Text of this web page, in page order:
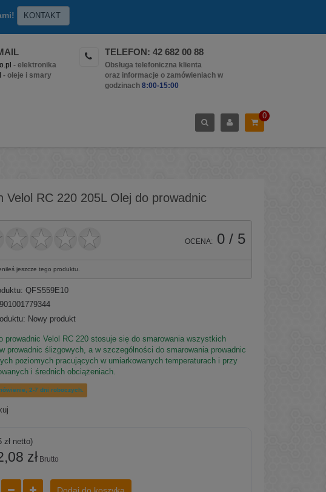
KONTAKT
- elektronika
- oleje i smary
TELEFON: 42 682 00 88
Obsługa telefoniczna klienta
oraz informacje o zamówieniach w
godzinach 8:00-15:00
0
Velol RC 220 205L Olej do prowadnic
OCENA: 0/ 5
jeszcze tego produktu.
QFS559E10
Nowy produkt
prowadnic Velol RC 220 stosuje się do smarowania wszystkich
prowadnic ślizgowych, a w szczególności do smarowania prowadnic
poziomych pracujących w umiarkowanych temperaturach i przy
i średnich obciążeniach.
2-7 dni roboczych.
zł netto)
złBrutto